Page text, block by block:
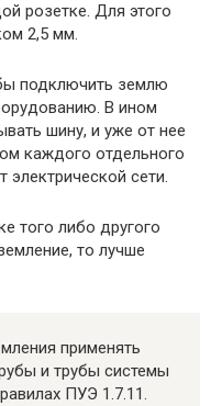
розетке. Для этого
2,5 мм.
подключить землю
В ином
шину, и уже от нее
каждого отдельного
электрической сети.
того либо другого
то лучше
применять
и трубы системы
ПУЭ 1.7.11.